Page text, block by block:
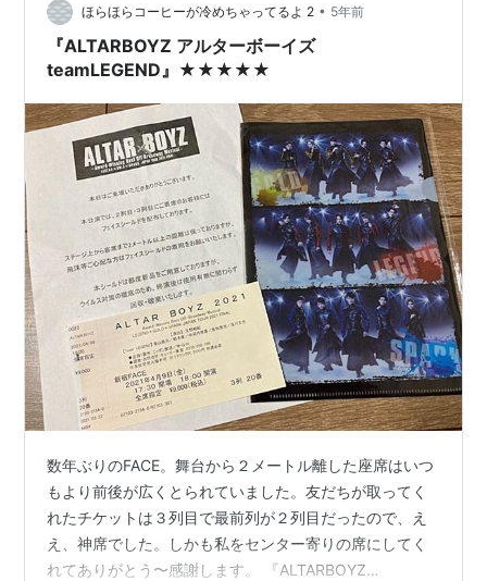
エンダンスが披露された！ 試合についてはぜひ動画をで
もすごい試合…
ほらほらコーヒーが冷めちゃってるよ 2 • 5年前
『ALTARBOYZ アルターボーイズ
teamLEGEND』★★★★★
数年ぶりのFACE。舞台から２メートル離した座席はいつ
もより前後が広くとられていました。友だちが取ってく
れたチケットは３列目で最前列が２列目だったので、え
え、神席でした。しかも私をセンター寄りの席にしてく
れてありがとう〜感謝します。 『ALTARBOYZ